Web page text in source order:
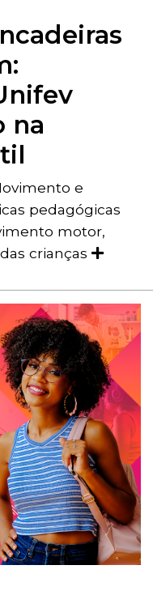
na
e
pedagógicas
motor,
crianças